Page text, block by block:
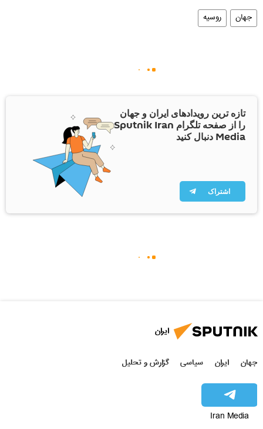
جهان روسیه
تازه ترین رویدادهای ایران و جهان
را از صفحه تلگرام Sputnik Iran
Media دنبال کنید
اشتراک
ایران
جهان ایران سیاسی گزارش و تحلیل
Iran Media